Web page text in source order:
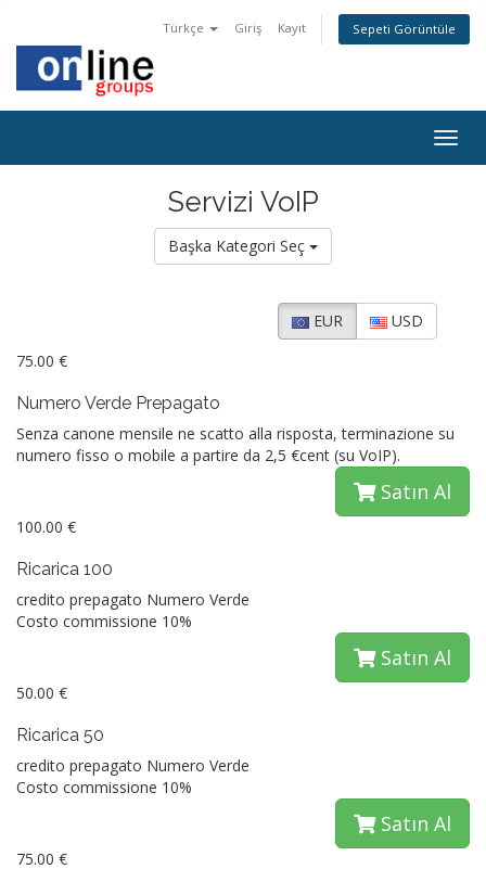
Türkçe Giriş Kayıt Sepeti Görüntüle
Servizi VoIP
Başka Kategori Seç
EUR
USD
75.00 €
Numero Verde Prepagato
Senza canone mensile ne scatto alla risposta, terminazione su
numero fisso o mobile a partire da 2,5 €cent (su VoIP).
Satın Al
100.00 €
Ricarica 100
credito prepagato Numero Verde
Costo commissione 10%
Satın Al
50.00 €
Ricarica 50
credito prepagato Numero Verde
Costo commissione 10%
Satın Al
75.00 €